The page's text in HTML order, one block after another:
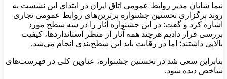
نیما شایان مدیر روابط عمومی اتاق ایران در ابتدای این نشست به
روند برگزاری نخستین جشنواره برترین‌های روابط عمومی تجاری
اشاره کرد و گفت: در این جشنواره آثار را در سه سطح مورد
بررسی قرار دادیم هرچند همه آثار از منظر استانداردها، کیفیت
بالایی داشتند؛ اما در رقابت باید این سطح‌بندی انجام می‌شد.
بنابراین سعی شد در نخستین جشنواره، عناوین کلی در فهرست‌های
شاخص دیده شود.